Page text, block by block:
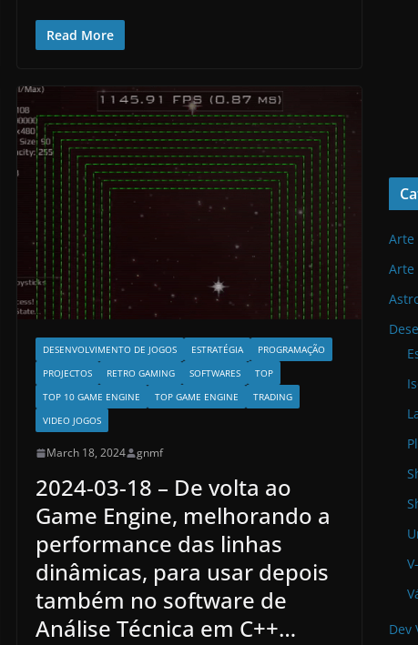
Read More
DESENVOLVIMENTO DE JOGOS ESTRATÉGIA
PROGRAMAÇÃO
PROJECTOS
RETRO GAMING SOFTWARES
TOP
TOP 10 GAME ENGINE
TOP GAME ENGINE
TRADING
VIDEO JOGOS
March 18, 2024 gnmf
2024-03-18 – De volta ao
Game Engine, melhorando a
performance das linhas
dinâmicas, para usar depois
também no software de
Análise Técnica em C++…
Arte
Arte
Dev